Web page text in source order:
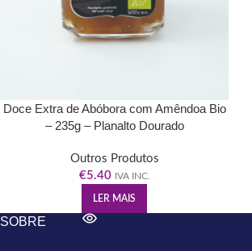
Doce Extra de Abóbora com Amêndoa Bio
– 235g – Planalto Dourado
Outros Produtos
€5.40 IVA INC.
LER MAIS
SOBRE